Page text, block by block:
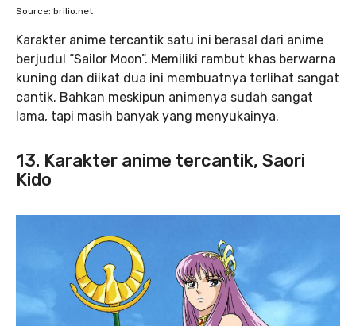
Source: brilio.net
Karakter anime tercantik satu ini berasal dari anime
berjudul “Sailor Moon”. Memiliki rambut khas berwarna
kuning dan diikat dua ini membuatnya terlihat sangat
cantik. Bahkan meskipun animenya sudah sangat
lama, tapi masih banyak yang menyukainya.
13. Karakter anime tercantik, Saori
Kido